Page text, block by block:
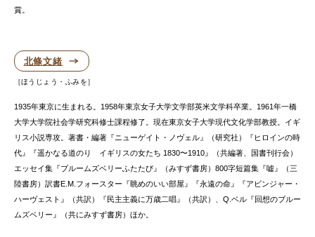
賞。
北條文緒
ほうじょう・ふみを
1935年東京に生まれる。1958年東京女子大学文学部英米文学科卒業。1961年一橋
大学大学院社会学研究科修士課程修了。現在東京女子大学現代文化学部教授。イギ
リス小説専攻。著書・編著『ニューゲイト・ノヴェル』（研究社）『ヒロインの時
代』『遥かなる道のり イギリスの女たち 1830〜1910』（共編著、国書刊行会）
エッセイ集『ブルームズベリーふたたび』（みすず書房）800字短篇集『嘘』（三
陸書房）訳書E.M.フォースター『眺めのいい部屋』『永遠の命』『アビンジャー・
ハーヴェスト』（共訳）『民主主義に万歳二唱』（共訳）、Q.ベル『回想のブルー
ムズベリー』（共にみすず書房）ほか。